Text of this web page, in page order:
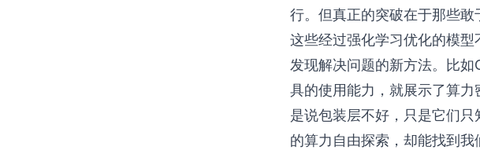
行。但真正的突破在于那些敢
这些经过强化学习优化的模
发现解决问题的新方法。比
具的使用能力，就展示了算
是说包装层不好，只是它们
的算力自由探索，却能找到我